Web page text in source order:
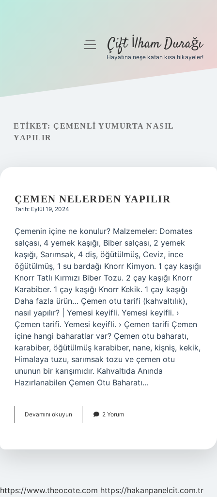
Gizlilik Politikası
Hakkımızda
menüyüÇift İlham Durağı
Hayatına neşe katan kısa hikayeler!
ETIKET: ÇEMENLI YUMURTA NASIL
YAPILIR
ÇEMEN NELERDEN YAPILIR
Tarih: Eylül 19, 2024
Çemenin içine ne konulur? Malzemeler: Domates
salçası, 4 yemek kaşığı, Biber salçası, 2 yemek
kaşığı, Sarımsak, 4 diş, öğütülmüş, Ceviz, ince
öğütülmüş, 1 su bardağı Knorr Kimyon. 1 çay kaşığı
Knorr Tatlı Kırmızı Biber Tozu. 2 çay kaşığı Knorr
Karabiber. 1 çay kaşığı Knorr Kekik. 1 çay kaşığı
Daha fazla ürün… Çemen otu tarifi (kahvaltılık),
nasıl yapılır? | Yemesi keyifli. Yemesi keyifli. ›
Çemen tarifi. Yemesi keyifli. › Çemen tarifi Çemen
içine hangi baharatlar var? Çemen otu baharatı,
karabiber, öğütülmüş karabiber, nane, kişniş, kekik,
Himalaya tuzu, sarımsak tozu ve çemen otu
ununun bir karışımıdır. Kahvaltıda Anında
Hazırlanabilen Çemen Otu Baharatı…
Devamını okuyun
Nelerden
2 Yorum
https://www.theocote.com https://hakanpanelcit.com.tr